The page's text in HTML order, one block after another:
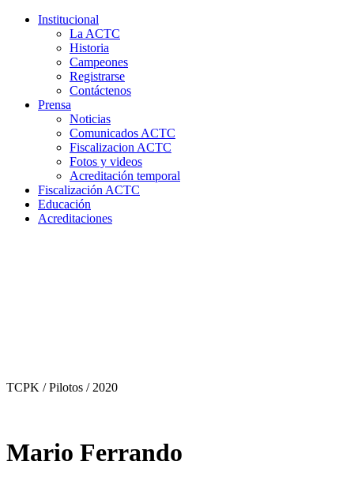
Institucional
La ACTC
Historia
Campeones
Registrarse
Contáctenos
Prensa
Noticias
Comunicados ACTC
Fiscalizacion ACTC
Fotos y videos
Acreditación temporal
Fiscalización ACTC
Educación
Acreditaciones
TCPK / Pilotos / 2020
Mario Ferrando